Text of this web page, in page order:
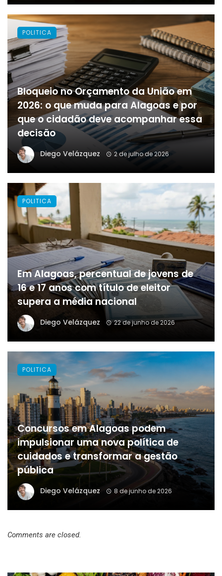
Bloqueio no Orçamento da União em
2026: o que muda para Alagoas e por
que o cidadão deve acompanhar essa
decisão
Diego Velázquez 2 de julho de 2026
POLITICA
Em Alagoas, percentual de jovens de
16 e 17 anos com título de eleitor
supera a média nacional
Diego Velázquez 22 de junho de 2026
POLITICA
Concursos em Alagoas podem
impulsionar uma nova política de
cuidados e transformar a gestão
pública
Diego Velázquez 8 de junho de 2026
POLITICA
Comments are closed.